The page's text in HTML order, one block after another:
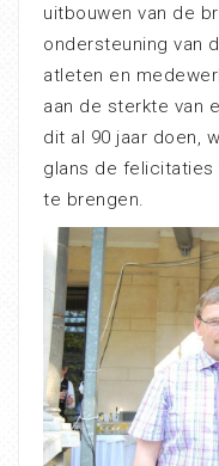
uitbouwen van de
ondersteuning van
atleten en
aan de sterkte van
dit al 90 jaar doen,
glans de
te brengen.